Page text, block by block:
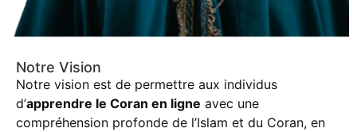
Notre Vision
Notre vision est de permettre aux individus
d’apprendre le Coran en ligne avec une
compréhension profonde de l’Islam et du Coran, en